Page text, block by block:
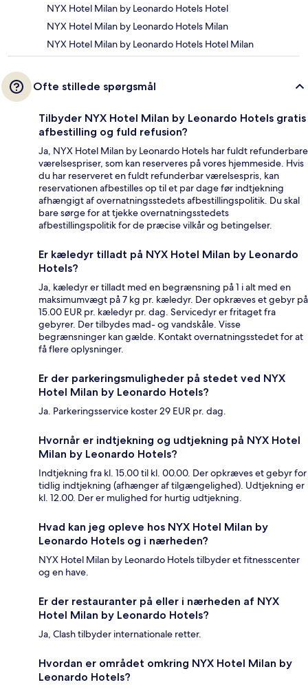
NYX Hotel Milan by Leonardo Hotels Hotel
NYX Hotel Milan by Leonardo Hotels Milan
NYX Hotel Milan by Leonardo Hotels Hotel Milan
Ofte stillede spørgsmål
Tilbyder NYX Hotel Milan by Leonardo Hotels gratis
afbestilling og fuld refusion?
Ja, NYX Hotel Milan by Leonardo Hotels har fuldt refunderbare
værelsespriser, som kan reserveres på vores hjemmeside. Hvis
du har reserveret en fuldt refunderbar værelsespris, kan
reservationen afbestilles op til et par dage før indtjekning
afhængigt af overnatningsstedets afbestillingspolitik. Du skal
bare sørge for at tjekke overnatningsstedets
afbestillingspolitik for de præcise vilkår og betingelser.
Er kæledyr tilladt på NYX Hotel Milan by Leonardo
Hotels?
Ja, kæledyr er tilladt med en begrænsning på 1 i alt med en
maksimumvægt på 7 kg pr. kæledyr. Der opkræves et gebyr på
15.00 EUR pr. kæledyr pr. dag. Servicedyr er fritaget fra
gebyrer. Der tilbydes mad- og vandskåle. Visse
begrænsninger kan gælde. Kontakt overnatningsstedet for at
få flere oplysninger.
Er der parkeringsmuligheder på stedet ved NYX
Hotel Milan by Leonardo Hotels?
Ja. Parkeringsservice koster 29 EUR pr. dag.
Hvornår er indtjekning og udtjekning på NYX Hotel
Milan by Leonardo Hotels?
Indtjekning fra kl. 15.00 til kl. 00.00. Der opkræves et gebyr for
tidlig indtjekning (afhænger af tilgængelighed). Udtjekning er
kl. 12.00. Der er mulighed for hurtig udtjekning.
Hvad kan jeg opleve hos NYX Hotel Milan by
Leonardo Hotels og i nærheden?
NYX Hotel Milan by Leonardo Hotels tilbyder et fitnesscenter
og en have.
Er der restauranter på eller i nærheden af NYX
Hotel Milan by Leonardo Hotels?
Ja, Clash tilbyder internationale retter.
Hvordan er området omkring NYX Hotel Milan by
Leonardo Hotels?